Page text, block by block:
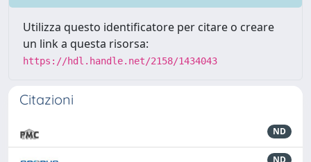
Utilizza questo identificatore per citare o creare
un link a questa risorsa:
https://hdl.handle.net/2158/1434043
Citazioni
ND